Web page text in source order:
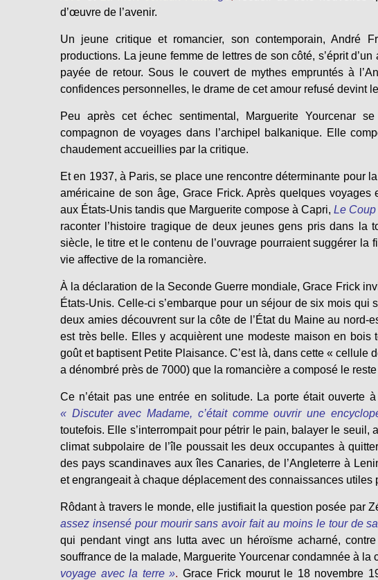
d’œuvre de l’avenir.
Un jeune critique et romancier, son contemporain, André
productions. La jeune femme de lettres de son côté, s’éprit
payée de retour. Sous le couvert de mythes empruntés à
confidences personnelles, le drame de cet amour refusé devint
Peu après cet échec sentimental, Marguerite Yourcenar
compagnon de voyages dans l’archipel balkanique. Elle
chaudement accueillies par la critique.
Et en 1937, à Paris, se place une rencontre déterminante pour
américaine de son âge, Grace Frick. Après quelques
aux États-Unis tandis que Marguerite compose à Capri, Le
raconter l’histoire tragique de deux jeunes gens pris dans la
siècle, le titre et le contenu de l’ouvrage pourraient suggérer la
vie affective de la romancière.
À la déclaration de la Seconde Guerre mondiale, Grace Frick
États-Unis. Celle-ci s’embarque pour un séjour de six mois
deux amies découvrent sur la côte de l’État du Maine au nord-
est très belle. Elles y acquièrent une modeste maison en bois
goût et baptisent Petite Plaisance. C’est là, dans cette «
a dénombré près de 7000) que la romancière a composé le
Ce n’était pas une entrée en solitude. La porte était ouverte
« Discuter avec Madame, c’était comme ouvrir une
toutefois. Elle s’interrompait pour pétrir le pain, balayer le
climat subpolaire de l’île poussait les deux occupantes à
des pays scandinaves aux îles Canaries, de l’Angleterre à
et engrangeait à chaque déplacement des connaissances
Rôdant à travers le monde, elle justifiait la question posée par
assez insensé pour mourir sans avoir fait au moins le tour de
qui pendant vingt ans lutta avec un héroïsme acharné,
souffrance de la malade, Marguerite Yourcenar condamnée à la
voyage avec la terre ». Grace Frick mourut le 18 novembre